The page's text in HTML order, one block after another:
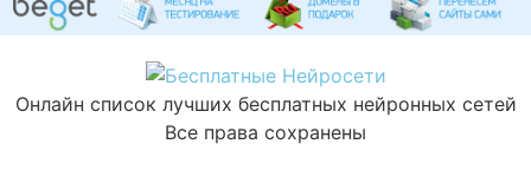
Онлайн список лучших бесплатных нейронных сетей
Все права сохранены